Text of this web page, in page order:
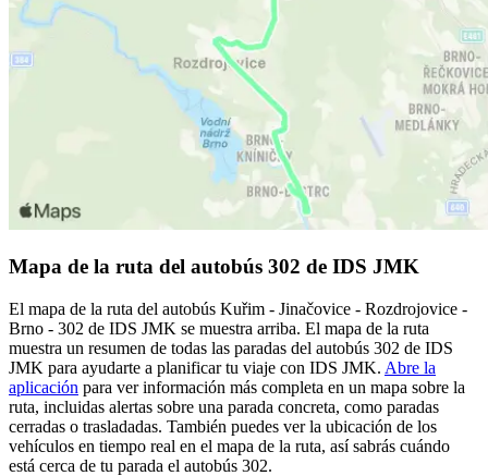
Mapa de la ruta del autobús 302 de IDS JMK
El mapa de la ruta del autobús Kuřim - Jinačovice - Rozdrojovice -
Brno - 302 de IDS JMK se muestra arriba. El mapa de la ruta
muestra un resumen de todas las paradas del autobús 302 de IDS
JMK para ayudarte a planificar tu viaje con IDS JMK. Abre la
aplicación para ver información más completa en un mapa sobre la
ruta, incluidas alertas sobre una parada concreta, como paradas
cerradas o trasladadas. También puedes ver la ubicación de los
vehículos en tiempo real en el mapa de la ruta, así sabrás cuándo
está cerca de tu parada el autobús 302.